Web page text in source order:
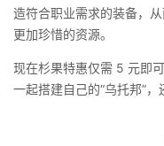
造符合职业需求的装备，
更加珍惜的资源。
现在杉果特惠仅需 5 元即
一起搭建自己的“乌托邦”